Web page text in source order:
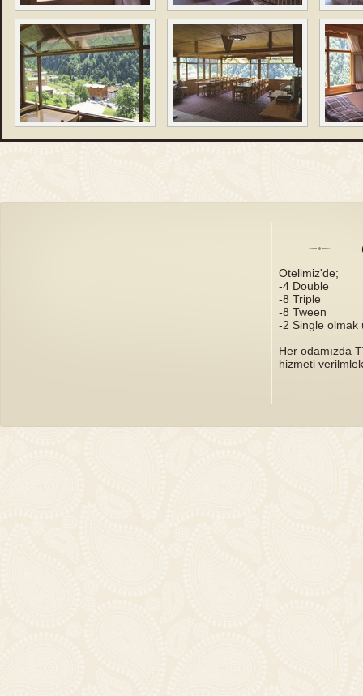
Otelimiz'de;
-4 Double
-8 Triple
-8 Tween
-2 Single olmak
Her odamızda
hizmeti